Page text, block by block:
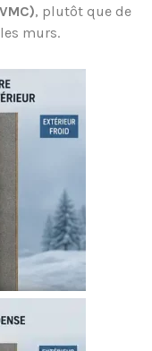
, plutôt que de
murs.